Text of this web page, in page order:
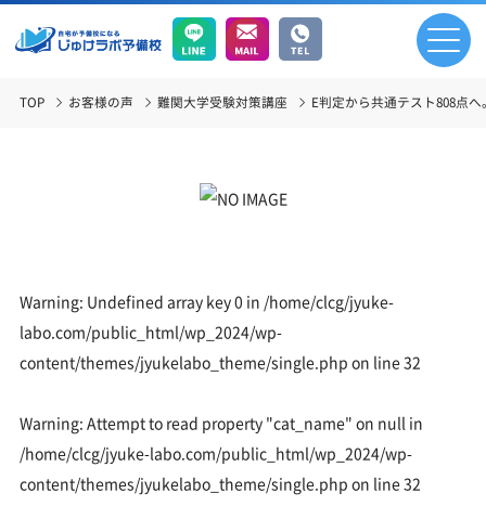
TOP お客様の声 難関大学受験対策講座 E判定から共通テスト808点
Warning: Undefined array key 0 in /home/clcg/jyuke-
labo.com/public_html/wp_2024/wp-
content/themes/jyukelabo_theme/single.php on line32
Warning: Attempt to read property "cat_name" on null in
/home/clcg/jyuke-labo.com/public_html/wp_2024/wp-
content/themes/jyukelabo_theme/single.php on line32